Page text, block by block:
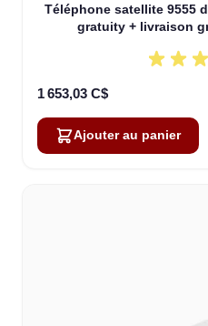
Téléphone satellite 9555
gratuity + livraison
1 653,03 C$
Ajouter au panier